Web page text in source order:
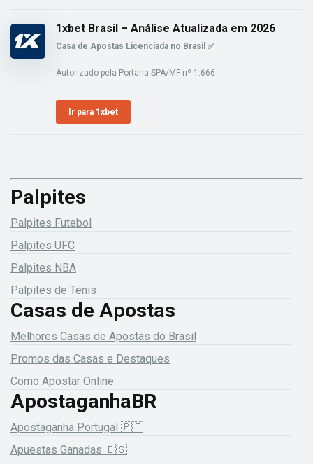
1xbet Brasil – Análise Atualizada em 2026
Casa de Apostas Licenciada no Brasil ✅
Autorizado pela Portaria SPA/MF nº 1.666
Ir para 1xbet
Palpites
Palpites Futebol
Palpites UFC
Palpites NBA
Palpites de Tenis
Casas de Apostas
Melhores Casas de Apostas do Brasil
Promos das Casas e Destaques
Como Apostar Online
ApostaganhaBR
Apostaganha Portugal 🇵🇹
Apuestas Ganadas 🇪🇸